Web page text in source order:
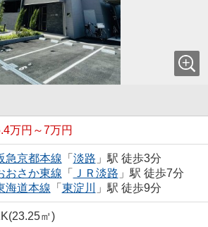
万円～7万円
急京都本線 「 淡路 」駅 徒歩3分
おさか東線 「 ＪＲ淡路 」駅 徒歩7分
海道本線 「 東淀川 」駅 徒歩9分
㎡)